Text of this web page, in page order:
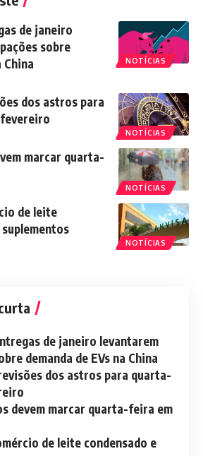
NOTÍCIAS
de janeiro
sobre
China
NOTÍCIAS
dos astros para
NOTÍCIAS
marcar quarta-
NOTÍCIAS
de leite
de janeiro levantarem
demanda de EVs na China
dos astros para quarta-
devem marcar quarta-feira em
de leite condensado e